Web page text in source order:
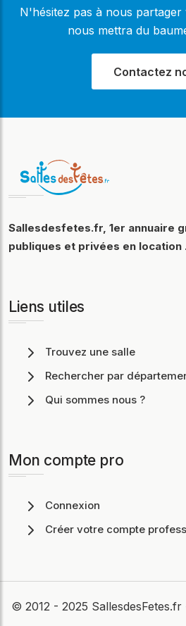
N'hésitez pas à nous
nous mettra du
Contactez
Sallesdesfetes.fr, 1er annuaire
publiques et privées en location
Liens utiles
Trouvez une salle
Rechercher par
Qui sommes nous ?
Mon compte pro
Connexion
Créer votre compte
© 2012 - 2025 SallesdesFetes.fr